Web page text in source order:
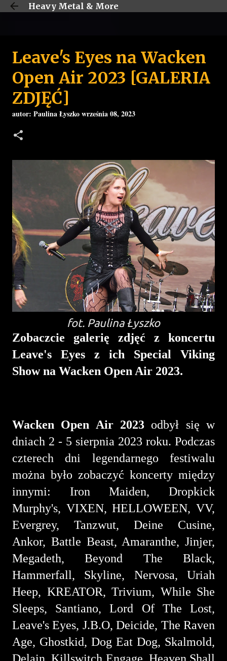
Przejdź do głównej zawartości
Heavy Metal & More
Leave's Eyes na Wacken
Open Air 2023 [GALERIA
ZDJĘĆ]
autor: Paulina Łyszkowrześnia 08, 2023
fot. Paulina Łyszko
Zobaczcie galerię zdjęć z koncertu
Leave's Eyes z ich Special Viking
Showna Wacken Open Air 2023.
Wacken Open Air 2023 odbył się w
dniach 2 - 5 sierpnia 2023 roku. Podczas
czterech dni legendarnego festiwalu
można było zobaczyć koncerty między
innymi: Iron Maiden, Dropkick
Murphy's, VIXEN, HELLOWEEN, VV,
Evergrey, Tanzwut, Deine Cusine,
Ankor, Battle Beast, Amaranthe, Jinjer,
Megadeth, Beyond The Black,
Hammerfall, Skyline, Nervosa, Uriah
Heep, KREATOR, Trivium, While She
Sleeps, Santiano, Lord Of The Lost,
Leave's Eyes, J.B.O, Deicide, The Raven
Age, Ghostkid, Dog Eat Dog, Skalmold,